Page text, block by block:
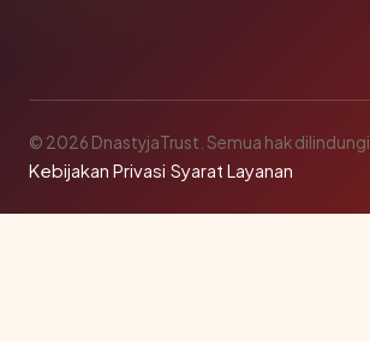
© 2026 DnastyjaTrust. Semua hak dilindungi.
Kebijakan Privasi·Syarat Layanan